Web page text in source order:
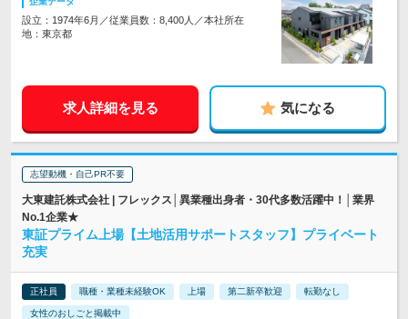
設立：1974年6月／従業員数：8,400人／本社所在
地：東京都
求人詳細を見る 気になる
志望動機・自己PR不要
大東建託株式会社 | フレックス│異業種出身者・30代多数活躍中！│業界
No.1企業★
東証プライム上場【土地活用サポートスタッフ】プライベート
充実
正社員 職種・業種未経験OK 上場 第二新卒歓迎 転勤なし
女性のおしごと掲載中